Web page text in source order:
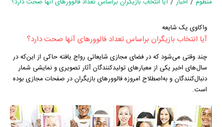
واکاوی یک شایعه
آیا انتخاب بازیگران براساس تعداد فالوورهای آنها صحت دارد؟
چند وقتی می‌شود که در فضای مجازی شایعاتی رواج یافته حاکی از این‌که در
سال‌های اخیر یکی از معیارهای تولیدکنندگان آثار تصویری و نمایشی شمار
دنبال‌کنندگان و به‌اصطلاح امروزه فالوورهای بازیگران در صفحات مجازی بوده
است.